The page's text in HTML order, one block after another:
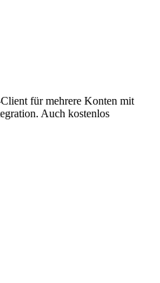
für mehrere Konten mit
Auch kostenlos